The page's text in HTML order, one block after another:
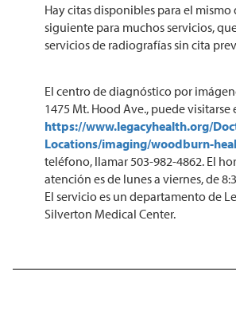
Hay citas disponibles para el mismo
siguiente para muchos servicios,
servicios de radiografías sin cita
El centro de diagnóstico por
1475 Mt. Hood Ave., puede visitarse
https://www.legacyhealth.org/
Locations/imaging/woodburn-
teléfono, llamar 503-982-4862. El
atención es de lunes a viernes, de
El servicio es un departamento de
Silverton Medical Center.